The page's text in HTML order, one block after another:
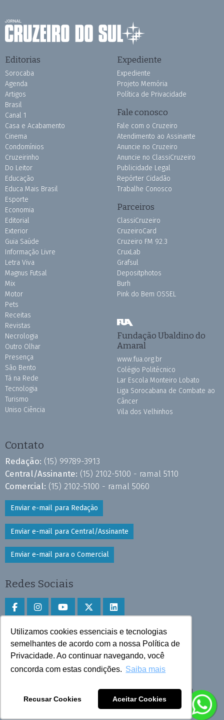
Utilizamos cookies essenciais e tecnologias
semelhantes de acordo com a nossa Política de
Privacidade. Ao continuar navegando, você
concorda com estas condições. Saiba mais
Recusar Cookies Aceitar Cookies
Editorias
Sorocaba
Agenda
Artigos
Brasil
Canal 1
Casa e Acabamento
Cinema
Condomínios
Cruzeirinho
Do Leitor
Educação
Educa Mais Brasil
Esporte
Economia
Editorial
Exterior
Guia Saúde
Informação Livre
Letra Viva
Magnus Futsal
Mix
Motor
Pets
Receitas
Revistas
Necrologia
Outro Olhar
Presença
São Bento
Tá na Rede
Tecnologia
Turismo
Uniso Ciência
Expediente
Expediente
Projeto Memória
Política de Privacidade
Fale conosco
Fale com o Cruzeiro
Atendimento ao Assinante
Anuncie no Cruzeiro
Anuncie no ClassiCruzeiro
Publicidade Legal
Repórter Cidadão
Trabalhe Conosco
Parceiros
ClassiCruzeiro
CruzeiroCard
Cruzeiro FM 92.3
CruxLab
Grafsul
Depositphotos
Burh
Pink do Bem OSSEL
Fundação Ubaldino do
Amaral
www.fua.org.br
Colégio Politécnico
Lar Escola Monteiro Lobato
Liga Sorocabana de Combate ao
Câncer
Vila dos Velhinhos
Contato
Redação: (15) 99789-3913
Central/Assinante: (15) 2102-5100 - ramal 5110
Comercial: (15) 2102-5100 - ramal 5060
Enviar e-mail para Redação
Enviar e-mail para Central/Assinante
Enviar e-mail para o Comercial
Redes Sociais
Faça download do aplicativo
Play Store e App Store
Todos os direitos reservados © 2025 Cruzeiro do Sul